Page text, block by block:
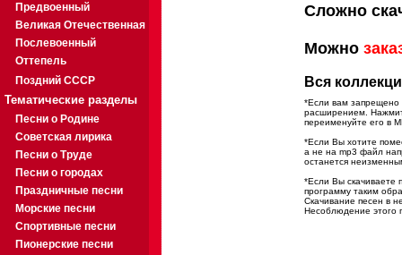
Предвоенный
Великая Отечественная
Послевоенный
Оттепель
Поздний СССР
Тематические разделы
Песни о Родине
Советская лирика
Песни о Труде
Песни о городах
Праздничные песни
Морские песни
Спортивные песни
Пионерские песни
Сложно
Можно
Вся
*Если вам запрещено
расширением.
переименуйте его в
*Если Вы хотите
а не на mp3 файл
останется
*Если Вы скачиваете
программу таким
Скачивание песен в
Несоблюдение этого